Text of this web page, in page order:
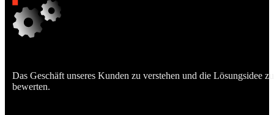
Das Geschäft unseres Kunden zu verstehen und die Lösungsidee zu
bewerten.